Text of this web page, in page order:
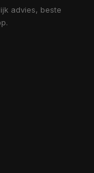
advies, beste